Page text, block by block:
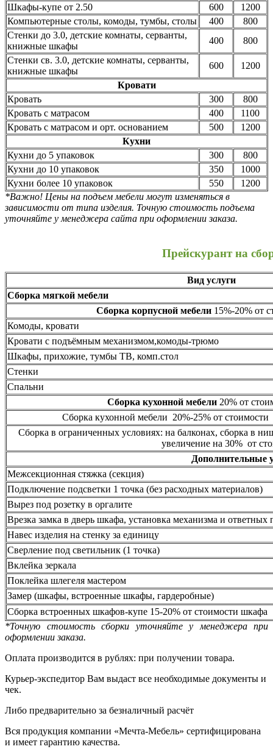
Шкафы-купе от 2.50
600
1200
Компьютерные столы, комоды, тумбы, столы
400
800
Стенки до 3.0, детские комнаты, серванты,
книжные шкафы
400
800
Стенки св. 3.0, детские комнаты, серванты,
книжные шкафы
600
1200
Кровати
Кровать
300
800
Кровать с матрасом
400
1100
Кровать с матрасом и орт. основанием
500
1200
Кухни
Кухни до 5 упаковок
300
800
Кухни до 10 упаковок
350
1000
Кухни более 10 упаковок
550
1200
*Важно! Цены на подъем мебели могут изменяться в
зависимости от типа изделия. Точную стоимость подъема
уточняйте у менеджера сайта при оформлении заказа.
Прейскурант на
Вид услуги
Сборка мягкой мебели
Сборка корпусной мебели15%-20% от
Комоды, кровати
Кровати с подъёмным механизмом,комоды-трюмо
Шкафы, прихожие, тумбы ТВ, комп.стол
Стенки
Спальни
Сборка кухонной мебели20% от
Сборка кухонной мебели 20%-25% от стоимости
Сборка в ограниченных условиях: на балконах, сборка в
увеличение на 30% от
Дополнительные
Межсекционная стяжка (секция)
Подключение подсветки 1 точка (без расходных материалов)
Вырез под розетку в оргалите
Врезка замка в дверь шкафа, установка механизма и ответных
Навес изделия на стенку за единицу
Сверление под светильник (1 точка)
Вклейка зеркала
Поклейка шлегеля мастером
Замер (шкафы, встроенные шкафы, гардеробные)
Сборка встроенных шкафов-купе 15-20% от стоимости шкафа
*Точную стоимость сборки уточняйте у менеджера при
оформлении заказа.
Оплата производится в рублях: при получении товара.
Курьер-экспедитор Вам выдаст все необходимые документы и
чек.
Либо предварительно за безналичный расчёт
Вся продукция компании «Мечта-Мебель» сертифицирована
и имеет гарантию качества.